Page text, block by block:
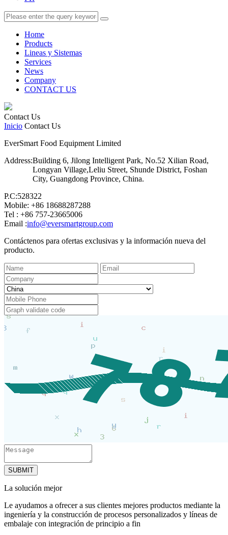
Home
Products
Lineas y Sistemas
Services
News
Company
CONTACT US
Contact Us
Inicio Contact Us
EverSmart Food Equipment Limited
Address:Building 6, Jilong Intelligent Park, No.52 Xilian Road,
Longyan Village,Leliu Street, Shunde District, Foshan
City, Guangdong Province, China.
P.C:528322
Mobile: +86 18688287288
Tel : +86 757-23665006
Email :info@eversmartgroup.com
Contáctenos para ofertas exclusivas y la información nueva del
producto.
SUBMIT
La solución mejor
Le ayudamos a ofrecer a sus clientes mejores productos mediante la
ingeniería y la construcción de procesos personalizados y líneas de
embalaje con integración de principio a fin